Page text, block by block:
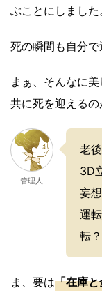
ぶことにしました
死の瞬間も自分で
まぁ、そんなに
共に死を迎えるの
管理人
老
3D
妄
運
転
ま、要は「在庫